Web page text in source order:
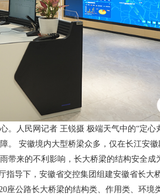
。人民网记者 王锐摄 极端天气中的“定心
。 安徽境内大型桥梁众多，仅在长江安
带来的不利影响，长大桥梁的结构安全成
指导下，安徽省交控集团组建安徽省长大
座公路长大桥梁的结构类、作用类、环境